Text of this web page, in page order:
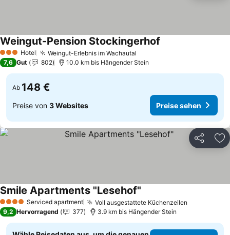
3 SterneHotel Weingut-Erlebnis im Wachautal
Weingut-Pension Stockingerhof
7,6 Gut 802 10.0 km bis Hängender Stein
Ab 148 €
Preise von 3 Websites Preise sehen
Teilen
4 Sterne Serviced apartment Voll ausgestattete Küchenzeilen
Smile Apartments "Lesehof"
9,2 Hervorragend 377 3.9 km bis Hängender Stein